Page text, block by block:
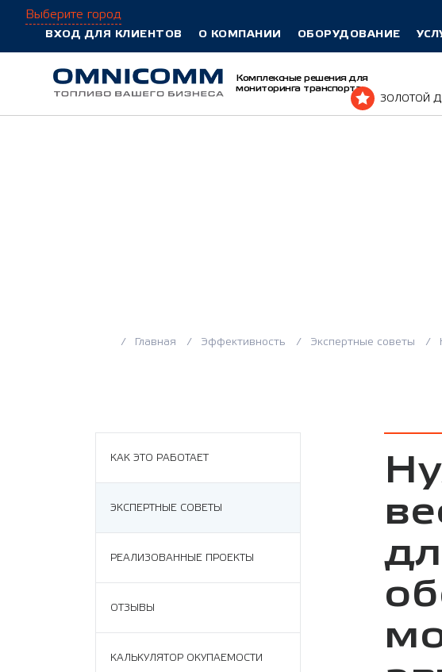
Выберите город
Комплексные решения для
мониторинга транспорта
ЗОЛОТОЙ
ВХОД ДЛЯ КЛИЕНТОВ О КОМПАНИИ ОБОРУДОВАНИЕ
Главная Эффективность Экспертные советы
КАК ЭТО РАБОТАЕТ
ЭКСПЕРТНЫЕ СОВЕТЫ
РЕАЛИЗОВАННЫЕ ПРОЕКТЫ
ОТЗЫВЫ
КАЛЬКУЛЯТОР ОКУПАЕМОСТИ